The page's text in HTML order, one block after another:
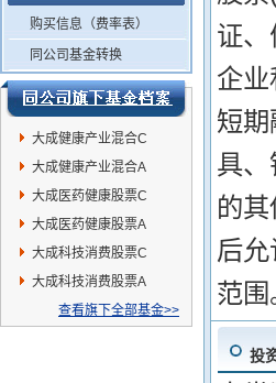
购买信息（费率表）
同公司基金转换
大成健康产业混合C
大成健康产业混合A
大成医药健康股票C
大成医药健康股票A
大成科技消费股票C
大成科技消费股票A
查看旗下全部基金>>
证
企
短
具
的
后
范围
投